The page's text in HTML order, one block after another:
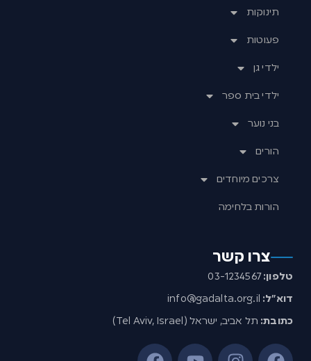
תינוקות
פעוטות
ילדי גן
ילדי בית ספר
בני נוער
הורים
צרכים מיוחדים
הורות בלחימה
צרו קשר
טלפון:03-1234567
דוא”ל: info@gadalta.org.il
כתובת: תל אביב, ישראל (Tel Aviv, Israel)